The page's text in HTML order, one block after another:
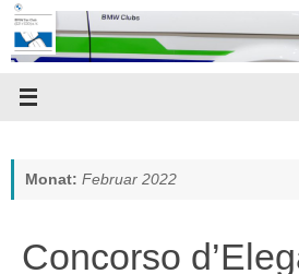
Zum
Inhalt
springen
Monat: Februar 2022
Concorso